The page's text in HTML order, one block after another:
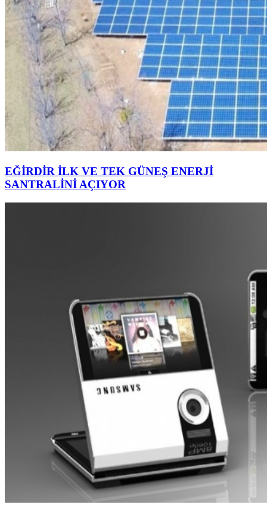
EĞİRDİR İLK VE TEK GÜNEŞ ENERJİ
SANTRALİNİ AÇIYOR